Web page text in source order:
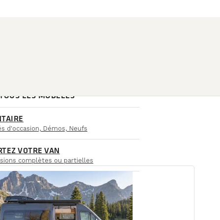
LES MODÈLES
d'occasion, Démos, Neufs
VOTRE VAN
complètes ou partielles